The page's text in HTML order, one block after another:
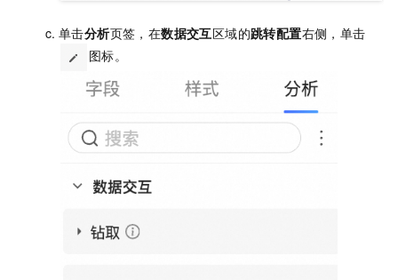
单击分析页签，在数据交互区域的跳转配置右侧，单击
图标。